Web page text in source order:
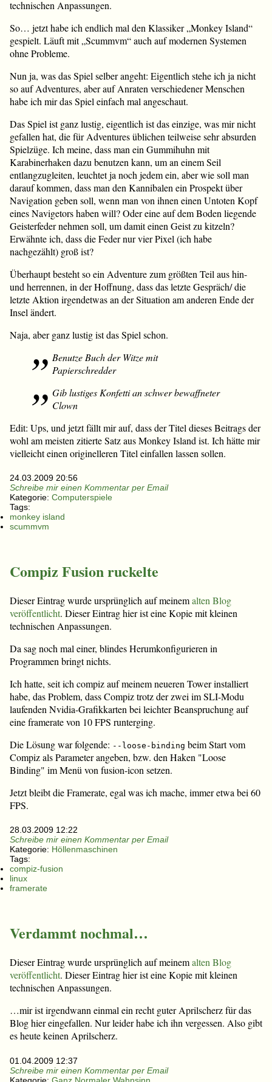
technischen Anpassungen.
So… jetzt habe ich endlich mal den Klassiker „Monkey Island“
gespielt. Läuft mit „Scummvm“ auch auf modernen Systemen
ohne Probleme.
Nun ja, was das Spiel selber angeht: Eigentlich stehe ich ja nicht
so auf Adventures, aber auf Anraten verschiedener Menschen
habe ich mir das Spiel einfach mal angeschaut.
Das Spiel ist ganz lustig, eigentlich ist das einzige, was mir nicht
gefallen hat, die für Adventures üblichen teilweise sehr absurden
Spielzüge. Ich meine, dass man ein Gummihuhn mit
Karabinerhaken dazu benutzen kann, um an einem Seil
entlangzugleiten, leuchtet ja noch jedem ein, aber wie soll man
darauf kommen, dass man den Kannibalen ein Prospekt über
Navigation geben soll, wenn man von ihnen einen Untoten Kopf
eines Navigetors haben will? Oder eine auf dem Boden liegende
Geisterfeder nehmen soll, um damit einen Geist zu kitzeln?
Erwähnte ich, dass die Feder nur vier Pixel (ich habe
nachgezählt) groß ist?
Überhaupt besteht so ein Adventure zum größten Teil aus hin-
und herrennen, in der Hoffnung, dass das letzte Gespräch/ die
letzte Aktion irgendetwas an der Situation am anderen Ende der
Insel ändert.
Naja, aber ganz lustig ist das Spiel schon.
Benutze Buch der Witze mit
Papierschredder
Gib lustiges Konfetti an schwer bewaffneter
Clown
Edit: Ups, und jetzt fällt mir auf, dass der Titel dieses Beitrags der
wohl am meisten zitierte Satz aus Monkey Island ist. Ich hätte mir
vielleicht einen originelleren Titel einfallen lassen sollen.
24.03.2009 20:56
Schreibe mir einen Kommentar per Email
Kategorie: Computerspiele
Tags:
monkey island
scummvm
Compiz Fusion ruckelte
Dieser Eintrag wurde ursprünglich auf meinemalten Blog
veröffentlicht. Dieser Eintrag hier ist eine Kopie mit kleinen
technischen Anpassungen.
Da sag noch mal einer, blindes Herumkonfigurieren in
Programmen bringt nichts.
Ich hatte, seit ich compiz auf meinem neueren Tower installiert
habe, das Problem, dass Compiz trotz der zwei im SLI-Modu
laufenden Nvidia-Grafikkarten bei leichter Beanspruchung auf
eine framerate von 10 FPS runterging.
Die Lösung war folgende: --loose-binding beim Start vom
Compiz als Parameter angeben, bzw. den Haken "Loose
Binding" im Menü von fusion-icon setzen.
Jetzt bleibt die Framerate, egal was ich mache, immer etwa bei 60
FPS.
28.03.2009 12:22
Schreibe mir einen Kommentar per Email
Kategorie: Höllenmaschinen
Tags:
compiz-fusion
linux
framerate
Verdammt nochmal…
Dieser Eintrag wurde ursprünglich auf meinemalten Blog
veröffentlicht. Dieser Eintrag hier ist eine Kopie mit kleinen
technischen Anpassungen.
…mir ist irgendwann einmal ein recht guter Aprilscherz für das
Blog hier eingefallen. Nur leider habe ich ihn vergessen. Also gibt
es heute keinen Aprilscherz.
01.04.2009 12:37
Schreibe mir einen Kommentar per Email
Kategorie: Ganz Normaler Wahnsinn